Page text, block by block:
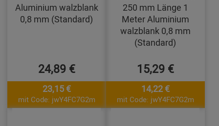
Aluminium walzblank
0,8 mm (Standard)
24,89 €
23,15 €
mit Code: jwY4FC7G2m
250 mm Länge 1
Meter Aluminium
walzblank 0,8 mm
(Standard)
15,29 €
14,22 €
mit Code: jwY4FC7G2m